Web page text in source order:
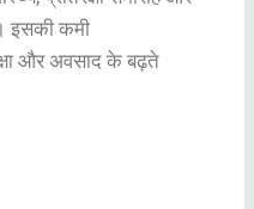
इसकी कमी
और अवसाद के बढ़ते